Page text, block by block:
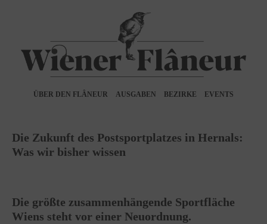
ÜBER DEN FLÂNEUR AUSGABEN BEZIRKE EVENTS
Die Zukunft des Postsportplatzes in Hernals:
Was wir bisher wissen
Die größte zusammenhängende Sportfläche
Wiens steht vor einer Neuordnung.